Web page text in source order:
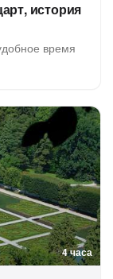
история
время
4 часа